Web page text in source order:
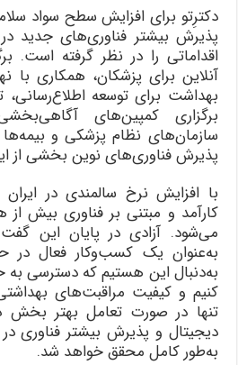
دکترِتو برای افزایش سطح سواد
پذیرش بیشتر فناوری‌های جدید
اقداماتی را در نظر گرفته است.
آنلاین برای پزشکان، همکاری با
بهداشت برای توسعه اطلاع‌رسانی،
برگزاری کمپین‌های
سازمان‌های نظام پزشکی و
پذیرش فناوری‌های نوین بخشی از
با افزایش نرخ سالمندی در
کارآمد و مبتنی بر فناوری بیش
می‌شود. آزادی در پایان این
به‌عنوان یک کسب‌وکار فعال در
به‌دنبال این هستیم که دسترسی به
کنیم و کیفیت مراقبت‌های
تنها در صورت تعامل بهتر بخش
دیجیتال و پذیرش بیشتر فناوری
به‌طور کامل محقق خواهد شد.